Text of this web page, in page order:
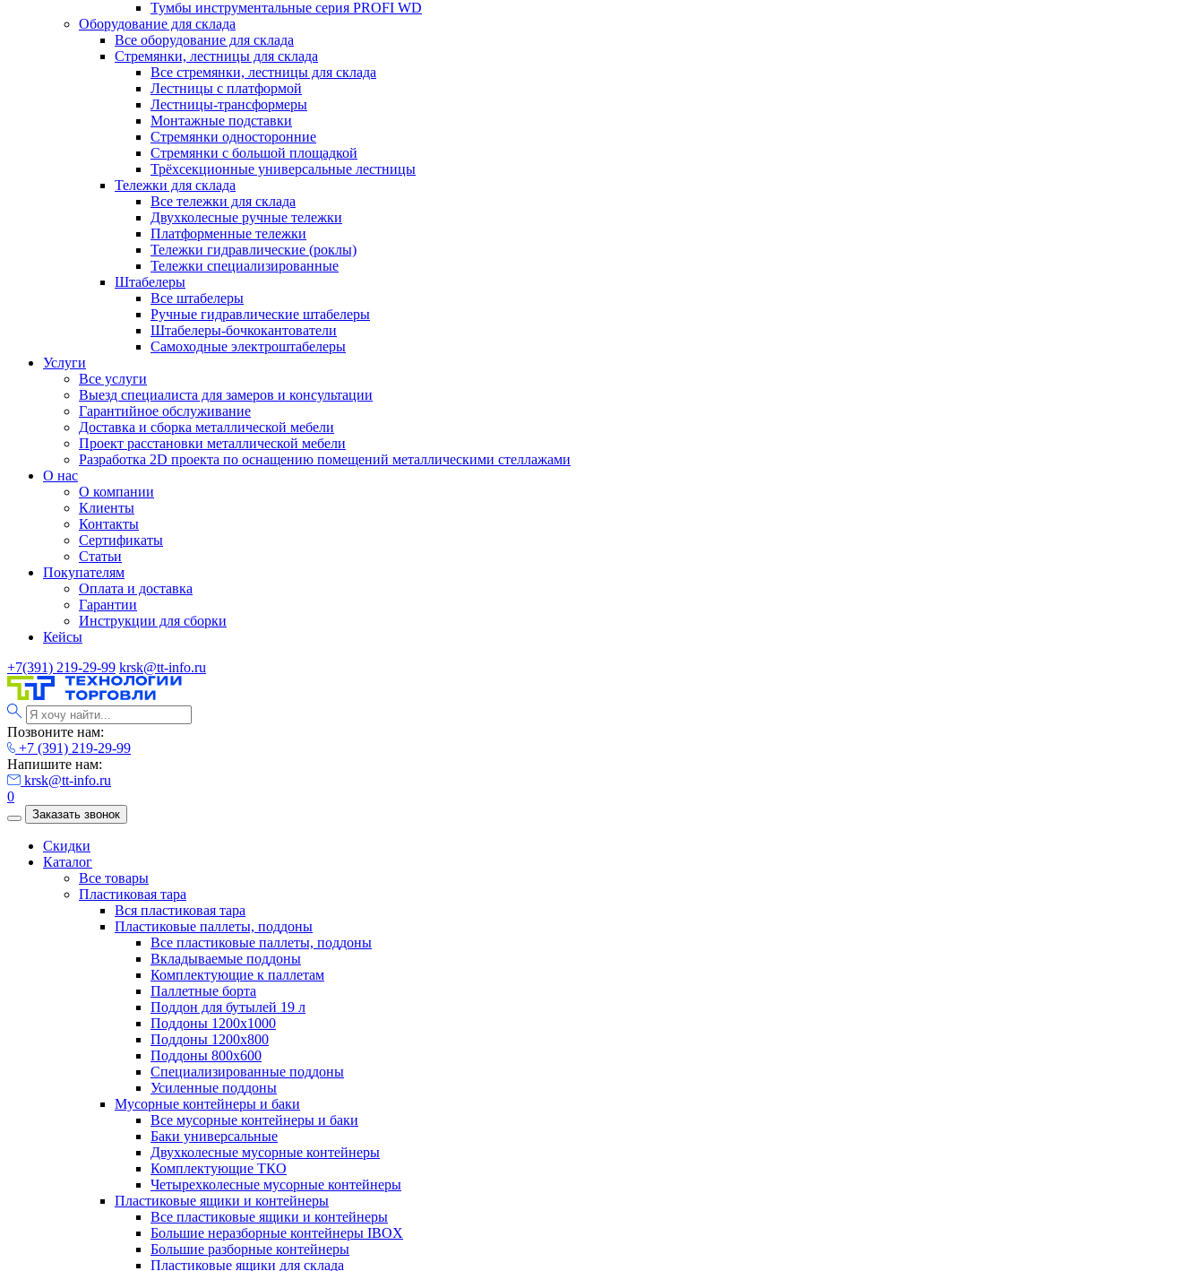
Тумбы инструментальные серия PROFI WD
Оборудование для склада
Все оборудование для склада
Стремянки, лестницы для склада
Все стремянки, лестницы для склада
Лестницы с платформой
Лестницы-трансформеры
Монтажные подставки
Стремянки односторонние
Стремянки с большой площадкой
Трёхсекционные универсальные лестницы
Тележки для склада
Все тележки для склада
Двухколесные ручные тележки
Платформенные тележки
Тележки гидравлические (роклы)
Тележки специализированные
Штабелеры
Все штабелеры
Ручные гидравлические штабелеры
Штабелеры-бочкокантователи
Самоходные электроштабелеры
Услуги
Все услуги
Выезд специалиста для замеров и консультации
Гарантийное обслуживание
Доставка и сборка металлической мебели
Проект расстановки металлической мебели
Разработка 2D проекта по оснащению помещений металлическими стеллажами
О нас
О компании
Клиенты
Контакты
Сертификаты
Статьи
Покупателям
Оплата и доставка
Гарантии
Инструкции для сборки
Кейсы
+7(391) 219-29-99 krsk@tt-info.ru
Позвоните нам:
+7 (391) 219-29-99
Напишите нам:
krsk@tt-info.ru
0
Заказать звонок
Скидки
Каталог
Все товары
Пластиковая тара
Вся пластиковая тара
Пластиковые паллеты, поддоны
Все пластиковые паллеты, поддоны
Вкладываемые поддоны
Комплектующие к паллетам
Паллетные борта
Поддон для бутылей 19 л
Поддоны 1200х1000
Поддоны 1200х800
Поддоны 800х600
Специализированные поддоны
Усиленные поддоны
Мусорные контейнеры и баки
Все мусорные контейнеры и баки
Баки универсальные
Двухколесные мусорные контейнеры
Комплектующие ТКО
Четырехколесные мусорные контейнеры
Пластиковые ящики и контейнеры
Все пластиковые ящики и контейнеры
Большие неразборные контейнеры IBOX
Большие разборные контейнеры
Пластиковые ящики для склада